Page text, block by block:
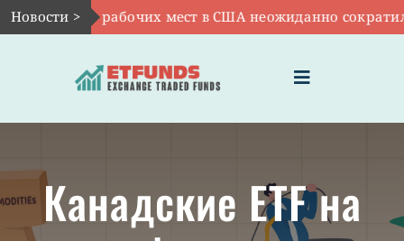
Skip
to
Новости >
число рабочих мест в США неожиданно сократилось
Toggle
Navigation
ЧТО ТАКОЕ ETF
Канадские ETF на